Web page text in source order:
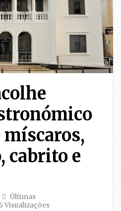
míscaros,
cabrito e
Últimas
Visualizações